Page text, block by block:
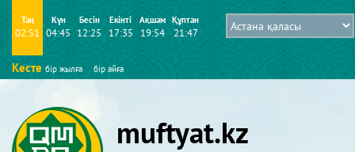
Таң
02:51
Күн
04:45
Бесін
12:25
Екінті
17:35
Ақшам
19:54
Құптан
21:47
Кесте бір жылға бір айға
muftyat.kz